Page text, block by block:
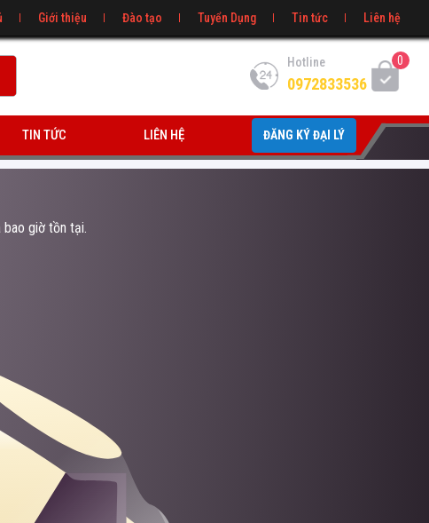
Giới thiệu Đào tạo Tuyển Dụng Tin tức Liên hệ
Hotline
0972833536
0
TIN TỨC LIÊN HỆ ĐĂNG KÝ ĐẠI LÝ
giờ tồn tại.